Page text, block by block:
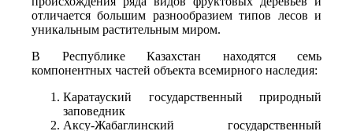
отличается большим разнообразием типов лесов и
уникальным растительным миром.
В Республике Казахстан находятся семь
компонентных частей объекта всемирного наследия:
Каратауский государственный природный
заповедник
Аксу-Жабаглинский государственный